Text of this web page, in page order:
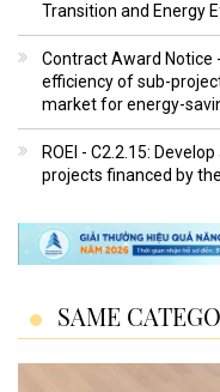
Transition and Energy
Contract Award Notice
efficiency of sub-
market for energy-
ROEI - C2.2.15:
projects financed by
SAME